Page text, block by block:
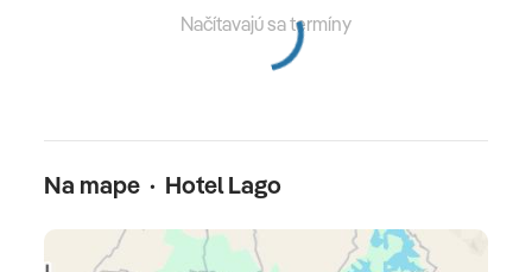
centra, čistiareň, vodné športy pri mori, osobný tréner
Pre deti
detský mini klub • detské animácie • detský bazén •
Načítavajú sa termíny
Na mape · Hotel Lago